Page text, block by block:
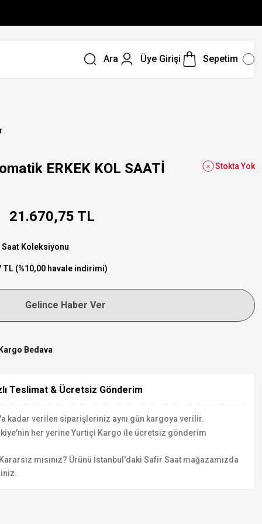
Ara Üye Girişi Sepetim
ERKEK KOL SAATİ Stokta Yok
21.670,75 TL
Koleksiyonu
TL (%10,00 havale indirimi)
Gelince Haber Ver
Bedava
Teslimat & Ücretsiz Gönderim
kadar verilen siparişleriniz aynı gün kargoya verilir.
her yerine Yurtiçi Kargo ile ücretsiz gönderim
mısınız? Ürünü İstanbul'daki Safir Saat mağazamızda